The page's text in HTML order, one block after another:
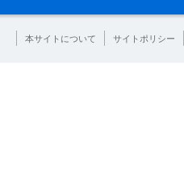
本サイトについて サイトポリシー